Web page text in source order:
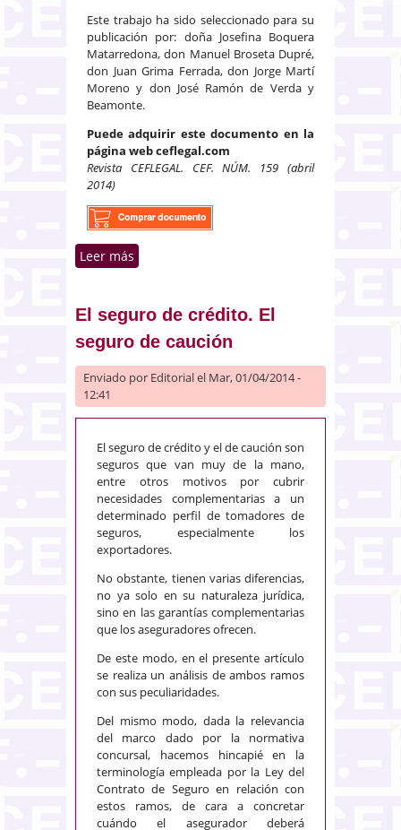
Este trabajo ha sido seleccionado para su
publicación por: doña Josefina Boquera
Matarredona, don Manuel Broseta Dupré,
don Juan Grima Ferrada, don Jorge Martí
Moreno y don José Ramón de Verda y
Beamonte.
Puede adquirir este documento en la
página web ceflegal.com
Revista CEFLEGAL. CEF. NÚM. 159 (abril
2014)
Leer más
julio, concursal
El seguro de crédito. El
seguro de caución
Enviado por Editorialel Mar, 01/04/2014 -
12:41
El seguro de crédito y el de caución son
seguros que van muy de la mano,
entre otros motivos por cubrir
necesidades complementarias a un
determinado perfil de tomadores de
seguros, especialmente los
exportadores.
No obstante, tienen varias diferencias,
no ya solo en su naturaleza jurídica,
sino en las garantías complementarias
que los aseguradores ofrecen.
De este modo, en el presente artículo
se realiza un análisis de ambos ramos
con sus peculiaridades.
Del mismo modo, dada la relevancia
del marco dado por la normativa
concursal, hacemos hincapié en la
terminología empleada por la Ley del
Contrato de Seguro en relación con
estos ramos, de cara a concretar
cuándo el asegurador deberá